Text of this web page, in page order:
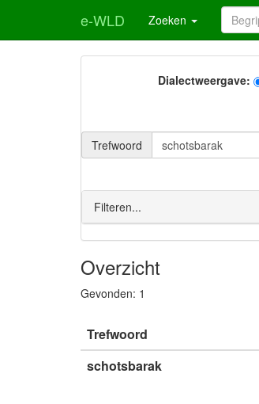
e-WLD Zoeken
Dialectweergave:
Trefwoord
Filteren...
Overzicht
Gevonden: 1
Trefwoord
schotsbarak